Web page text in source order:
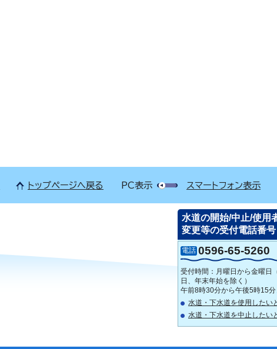
トップページへ戻る PC表示 スマートフォン表示
水道の開始/中止/使用
変更等の受付電話番号
電話 0596-65-5260
受付時間：月曜日から金曜日
日、年末年始を除く）
午前8時30分から午後5時15
水道・下水道を使用したい
水道・下水道を中止したい